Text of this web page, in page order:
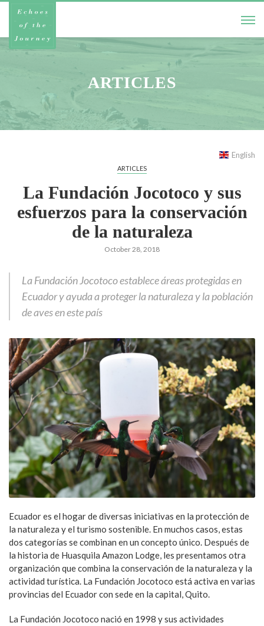
ARTICLES
English
ARTICLES
La Fundación Jocotoco y sus
esfuerzos para la conservación
de la naturaleza
October 28, 2018
La Fundación Jocotoco establece áreas protegidas en
Ecuador y ayuda a proteger la naturaleza y la población
de aves en este país
Ecuador es el hogar de diversas iniciativas en la protección de
la naturaleza y el turismo sostenible. En muchos casos, estas
dos categorías se combinan en un concepto único. Después de
la historia de Huasquila Amazon Lodge, les presentamos otra
organización que combina la conservación de la naturaleza y la
actividad turística. La Fundación Jocotoco está activa en varias
provincias del Ecuador con sede en la capital, Quito.
La Fundación Jocotoco nació en 1998 y sus actividades